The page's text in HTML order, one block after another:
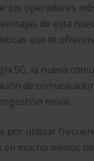
los operadores
de esta
que te
5G, la nueva
de
móvil.
por utilizar
mucho menos